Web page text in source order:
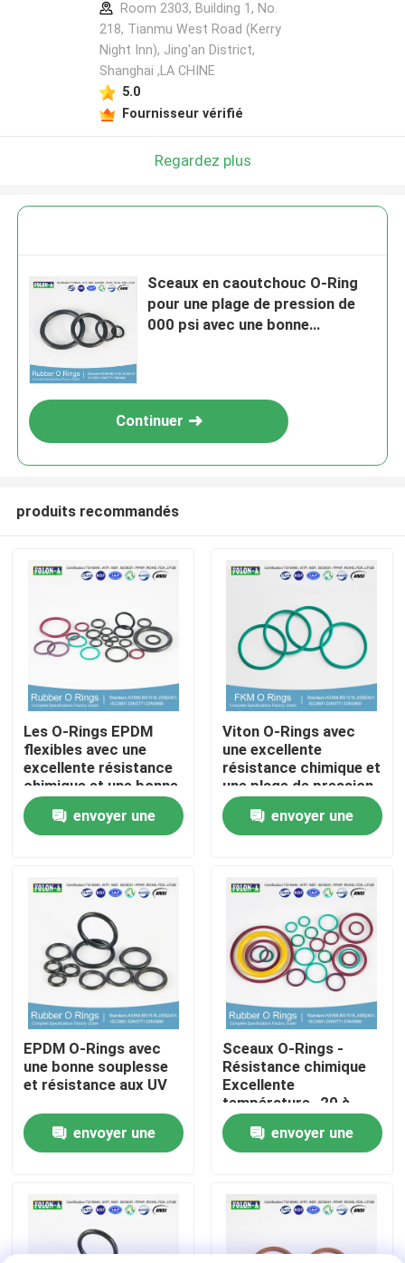
Aperçu
Produits
A propos de nous
Visite d'usine
Contrôle de la qualité
Contact
nouvelles
Tous les cas
joints circulaires en caoutchouc
Room 2303, Building 1, No.
218, Tianmu West Road (Kerry
Night Inn), Jing'an District,
Shanghai ,LA CHINE
5.0
Fournisseur vérifié
Regardez plus
Sceaux en caoutchouc O-Ring
pour une plage de pression de
000 psi avec une bonne
Continuer
produits recommandés
Les O-Rings EPDM
flexibles avec une
excellente résistance
chimique et une bonne
résistance aux UV
envoyer une
Viton O-Rings avec
une excellente
résistance chimique et
une plage de pression
de 1000 psi
envoyer une
EPDM O-Rings avec
une bonne souplesse
et résistance aux UV
envoyer une
Sceaux O-Rings -
Résistance chimique
Excellente
température -20 à
+180°C Haut
allongementenvoyer une